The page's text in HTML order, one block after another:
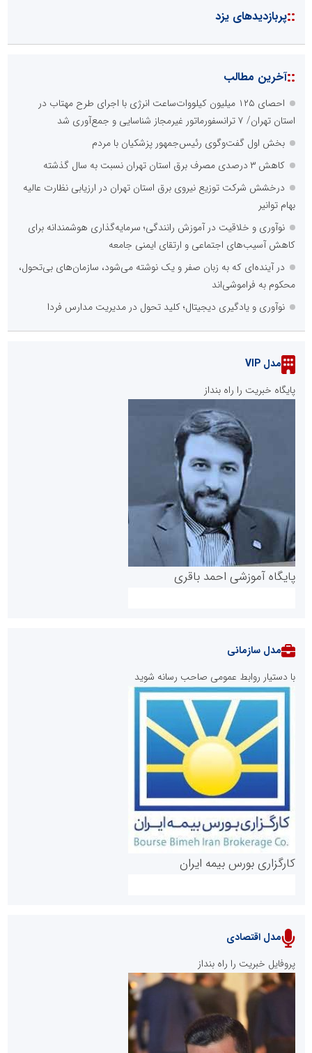
::پربازدیدهای یزد
::آخرین مطالب
احصای ۱۲۵ میلیون کیلووات‌ساعت انرژی با اجرای طرح مهتاب در
استان تهران/ ۷ ترانسفورماتور غیرمجاز شناسایی و جمع‌آوری شد
بخش اول گفت‌وگوی رئیس‌جمهور پزشکیان با مردم
کاهش ۳ درصدی مصرف برق استان تهران نسبت به سال گذشته
درخشش شرکت توزیع نیروی برق استان تهران در ارزیابی نظارت عالیه
بهام توانیر
نوآوری و خلاقیت در آموزش رانندگی؛ سرمایه‌گذاری هوشمندانه برای
کاهش آسیب‌های اجتماعی و ارتقای ایمنی جامعه
در آینده‌ای که به زبان صفر و یک نوشته می‌شود، سازمان‌های بی‌تحول،
محکوم به فراموشی‌اند
نوآوری و یادگیری دیجیتال؛ کلید تحول در مدیریت مدارس فردا
مدل VIP
پایگاه خبریت را راه بنداز
پایگاه آموزشی احمد باقری
روابط عمومی خبرگزاری گزارش خبر
پایگاه خبری نهضت ملی مسکن
مدل سازمانی
با دستیار روابط عمومی صاحب رسانه شوید
کارگزاری بورس بیمه ایران
مدل اقتصادی
پروفایل خبریت را راه بنداز